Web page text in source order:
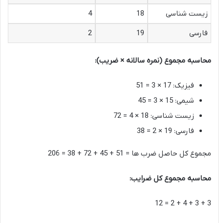
زیست شناسی
18
4
فارسی
19
2
محاسبه مجموع (نمره سالانه × ضریب):
فیزیک: 17 × 3 = 51
شیمی: 15 × 3 = 45
زیست شناسی: 18 × 4 = 72
فارسی: 19 × 2 = 38
مجموع کل حاصل ضرب ها = 51 + 45 + 72 + 38 = 206
محاسبه مجموع کل ضرایب:
3 + 3 + 4 + 2 = 12